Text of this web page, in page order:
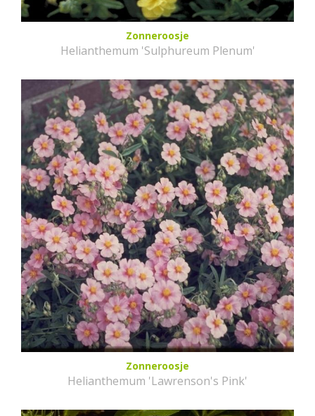
Zonneroosje
Helianthemum 'Sulphureum Plenum'
Zonneroosje
Helianthemum 'Lawrenson's Pink'